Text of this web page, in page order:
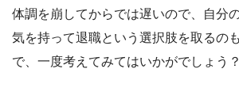
体調を崩してからでは遅いので、自分
気を持って退職という選択肢を取るの
で、一度考えてみてはいかがでしょう？